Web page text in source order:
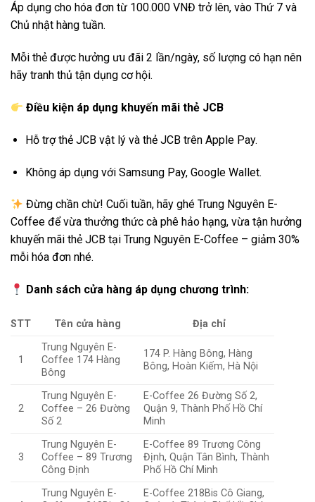
Áp dụng cho hóa đơn từ 100.000 VNĐ trở lên, vào Thứ 7 và
Chủ nhật hàng tuần.
Mỗi thẻ được hưởng ưu đãi 2 lần/ngày, số lượng có hạn nên
hãy tranh thủ tận dụng cơ hội.
Điều kiện áp dụng khuyến mãi thẻ JCB
Hỗ trợ thẻ JCB vật lý và thẻ JCB trên Apple Pay.
Không áp dụng với Samsung Pay, Google Wallet.
Đừng chần chừ! Cuối tuần, hãy ghé Trung Nguyên E-
Coffee để vừa thưởng thức cà phê hảo hạng, vừa tận hưởng
khuyến mãi thẻ JCB tại Trung Nguyên E-Coffee – giảm 30%
mỗi hóa đơn nhé.
Danh sách cửa hàng áp dụng chương trình:
STT Tên cửa hàng Địa chỉ
1
Trung Nguyên E-
Coffee 174 Hàng
Bông
174 P. Hàng Bông, Hàng
Bông, Hoàn Kiếm, Hà Nội
2
Trung Nguyên E-
Coffee – 26 Đường
Số 2
E-Coffee 26 Đường Số 2,
Quận 9, Thành Phố Hồ Chí
Minh
3
Trung Nguyên E-
Coffee – 89 Trương
Công Định
E-Coffee 89 Trương Công
Định, Quận Tân Bình, Thành
Phố Hồ Chí Minh
Trung Nguyên E-
E-Coffee 218Bis Cô Giang,